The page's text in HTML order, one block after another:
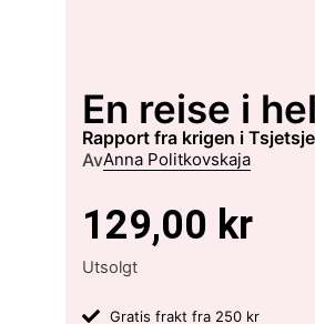
En reise i
rapport fra krigen i
AvAnna Politkovskaja
129,00 kr
Utsolgt
Gratis frakt fra 250 kr